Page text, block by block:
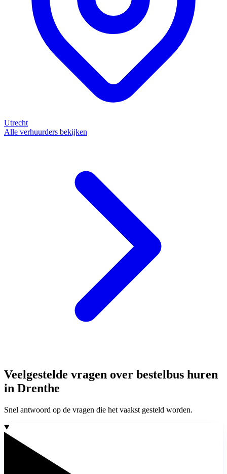
Utrecht
Alle verhuurders bekijken
Veelgestelde vragen over bestelbus huren
in Drenthe
Snel antwoord op de vragen die het vaakst gesteld worden.